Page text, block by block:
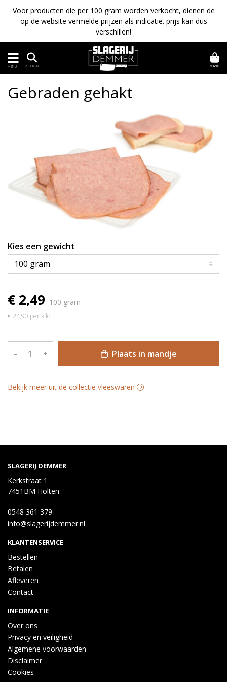
Voor producten die per 100 gram worden verkocht, dienen de
op de website vermelde prijzen als indicatie. prijs kan dus
verschillen!
MENU ZOEKEN MAND
Gebraden gehakt
Kies een gewicht
€ 2,49 100 gram
€ 24,90 per kilo
– + Plaats in mandje
Bekijk meer uit de collectie vleeswaren
SLAGERIJ DEMMER
Kerkstraat 1
7451BM Holten
0548 361 379
info@slagerijdemmer.nl
KLANTENSERVICE
Bestellen
Betalen
Afleveren
Contact
INFORMATIE
Over ons
Privacy en veiligheid
Algemene voorwaarden
Disclaimer
Cookies